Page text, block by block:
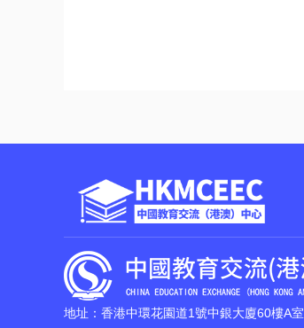
地址：香港中環花園道1號中銀大廈60樓A室